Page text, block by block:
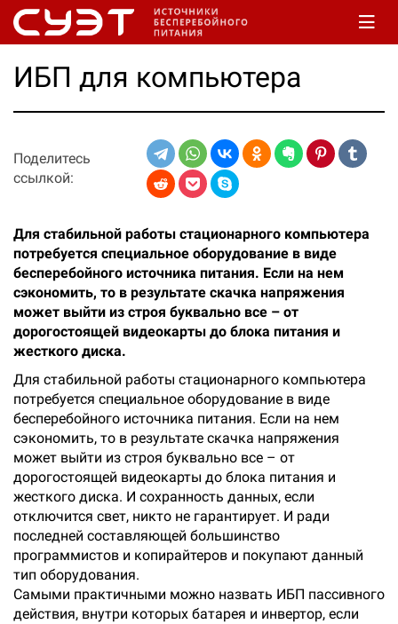
ИБП для компьютера
Поделитесь
ссылкой:
Для стабильной работы стационарного компьютера
потребуется специальное оборудование в виде
бесперебойного источника питания. Если на нем
сэкономить, то в результате скачка напряжения
может выйти из строя буквально все – от
дорогостоящей видеокарты до блока питания и
жесткого диска.
Для стабильной работы стационарного компьютера
потребуется специальное оборудование в виде
бесперебойного источника питания. Если на нем
сэкономить, то в результате скачка напряжения
может выйти из строя буквально все – от
дорогостоящей видеокарты до блока питания и
жесткого диска. И сохранность данных, если
отключится свет, никто не гарантирует. И ради
последней составляющей большинство
программистов и копирайтеров и покупают данный
тип оборудования.
Самыми практичными можно назвать ИБП пассивного
действия, внутри которых батарея и инвертор, если